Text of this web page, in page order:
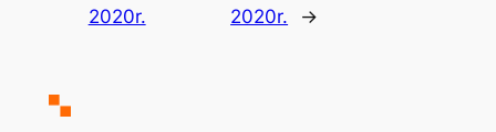
2020r.
2020r.
→